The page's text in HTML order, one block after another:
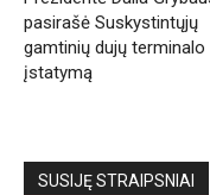
pasirašė Suskystintųjų
gamtinių dujų terminalo
įstatymą
SUSIJĘ STRAIPSNIAI